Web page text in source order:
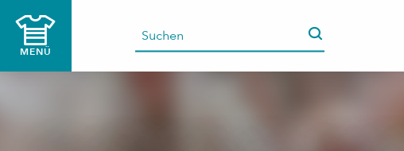
contenu
MENÜ